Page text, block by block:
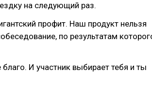
на следующий раз.
профит. Наш продукт нельзя
по результатам
И участник выбирает тебя и ты